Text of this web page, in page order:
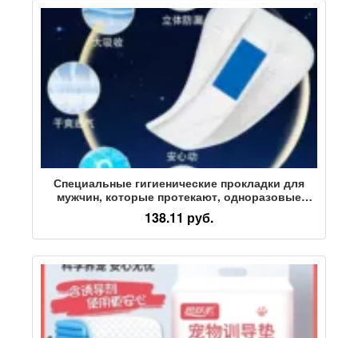
Специальные гигиенические прокладки для
мужчин, которые протекают, одноразовые
прокладки для пеленания, подгузники для
взрослых, полотенца для взрослых,
подгузники при послеоперационном
138.11 руб.